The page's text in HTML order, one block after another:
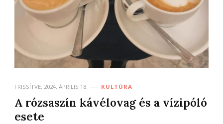
FRISSÍTVE: 2024. ÁPRILIS 18. KULTÚRA
A rózsaszín kávélovag és a vízipóló
esete